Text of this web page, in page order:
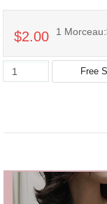
$2.00 1